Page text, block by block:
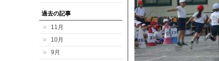
過去の記事
11月
10月
9月